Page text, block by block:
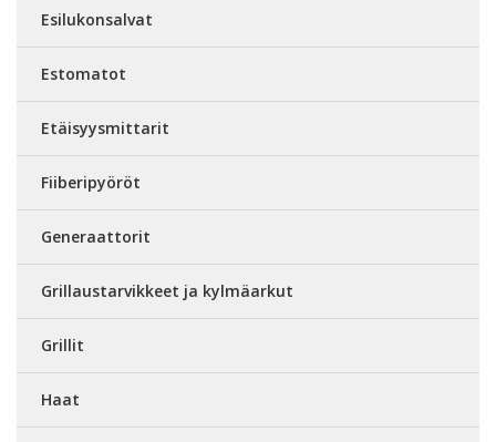
Esilukonsalvat
Estomatot
Etäisyysmittarit
Fiiberipyöröt
Generaattorit
Grillaustarvikkeet ja kylmäarkut
Grillit
Haat